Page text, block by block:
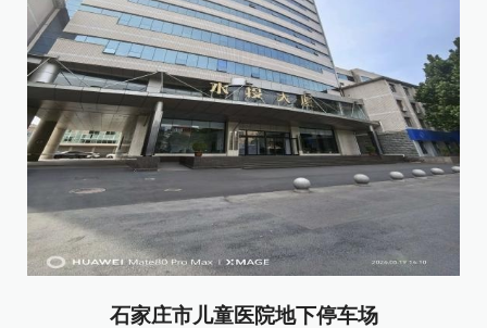
石家庄市儿童医院地下停车场